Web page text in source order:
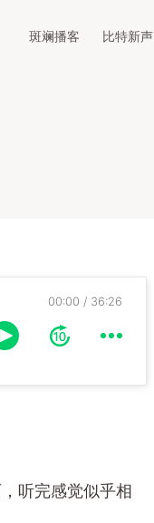
斑斓播客 比特新声
00:00 36:26
听完感觉似乎相